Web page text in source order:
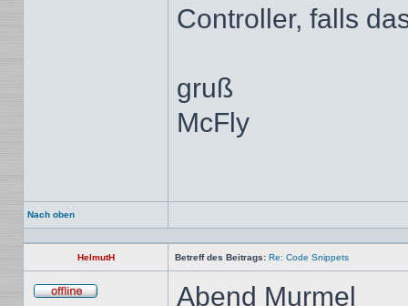
Controller, falls
gruß
McFly
Nach oben
HelmutH Betreff des Beitrags: Re: Code Snippets
Abend Murmel